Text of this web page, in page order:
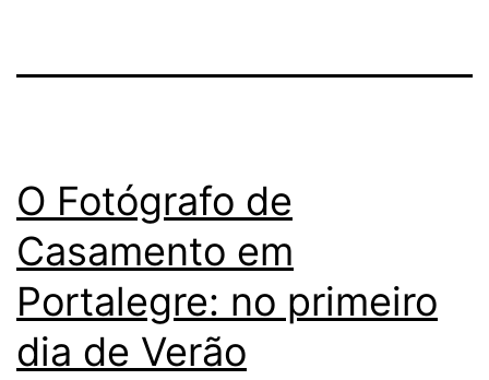
O Fotógrafo de
Casamento em
Portalegre: no primeiro
dia de Verão